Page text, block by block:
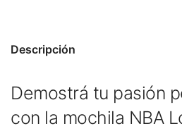
Descripción
Demostrá tu pasión
con la mochila NBA